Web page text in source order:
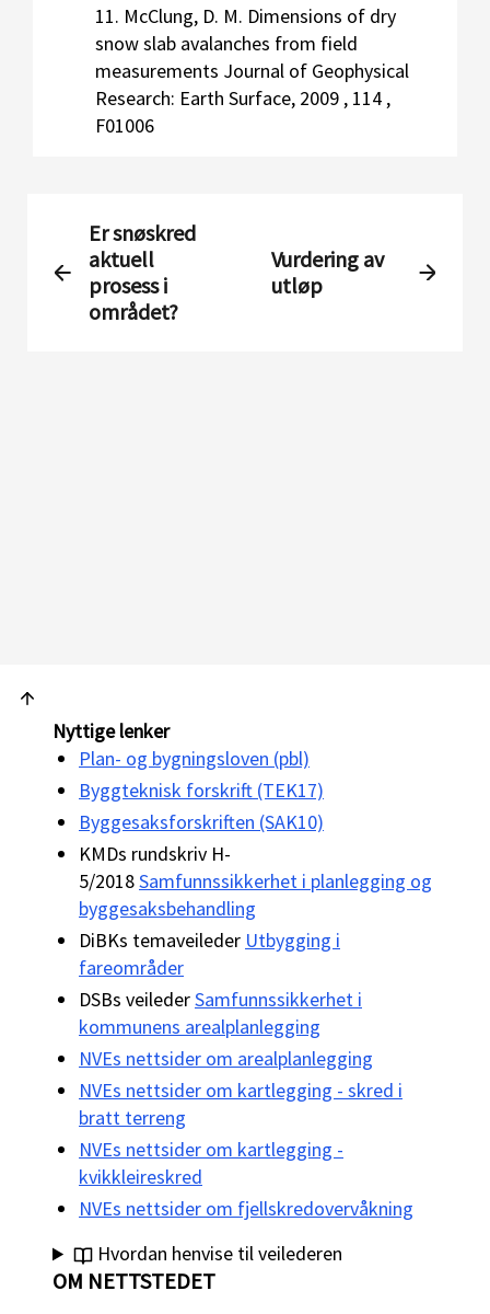
11. McClung, D. M. Dimensions of dry
snow slab avalanches from field
measurements Journal of Geophysical
Research: Earth Surface, 2009 , 114 ,
F01006
Er snøskred
aktuell
prosess i
området?
Vurdering av
utløp
Nyttige lenker
Plan- og bygningsloven (pbl)
Byggteknisk forskrift (TEK17)
Byggesaksforskriften (SAK10)
KMDs rundskriv H-
5/2018Samfunnssikkerhet i planlegging og
byggesaksbehandling
DiBKs temaveileder Utbygging i
fareområder
DSBs veilederSamfunnssikkerhet i
kommunens arealplanlegging
NVEs nettsider om arealplanlegging
NVEs nettsider om kartlegging - skred i
bratt terreng
NVEs nettsider om kartlegging -
kvikkleireskred
NVEs nettsider om fjellskredovervåkning
Hvordan henvise til veilederen
OM NETTSTEDET